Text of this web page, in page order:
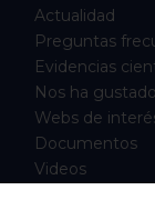
Actualidad
Preguntas
Evidencias
Nos ha gustado
Webs de
Documentos
Videos